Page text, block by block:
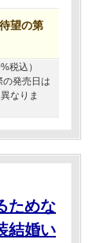
望の第
税込）
発売日は
なりま
ためな
結婚い